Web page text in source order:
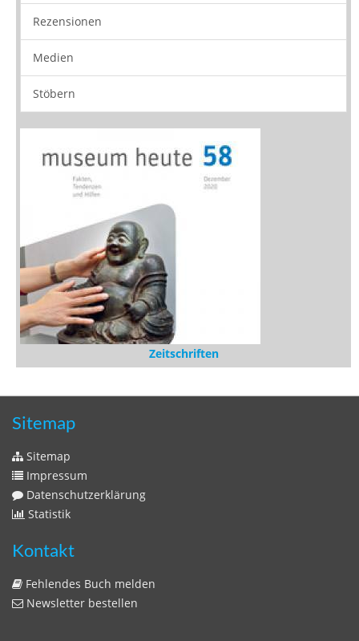
Rezensionen
Medien
Stöbern
Zeitschriften
Sitemap
Sitemap
Impressum
Datenschutzerklärung
Statistik
Kontakt
Fehlendes Buch melden
Newsletter bestellen